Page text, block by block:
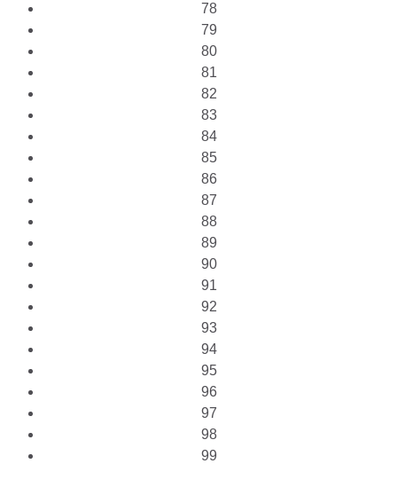
78
79
80
81
82
83
84
85
86
87
88
89
90
91
92
93
94
95
96
97
98
99